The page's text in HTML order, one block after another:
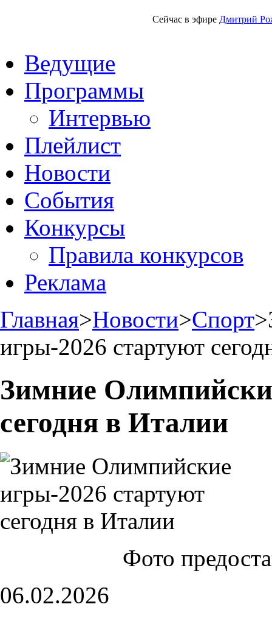
Сейчас в эфире Дмитрий
Ведущие
Программы
Интервью
Плейлист
Новости
События
Конкурсы
Правила конкурсов
Реклама
Главная>Новости>Спорт>
игры-2026 стартуют
Зимние
сегодня в Италии
Фото
06.02.2026